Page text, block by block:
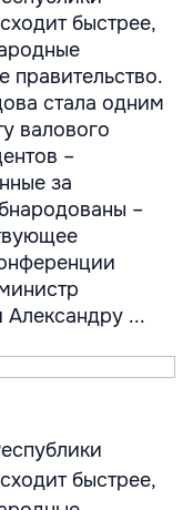
быстрее,
правительство.
стала одним
валового
–
за
–
...
быстрее,